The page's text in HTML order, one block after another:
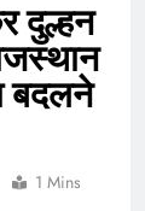
दुल्हन
बदलने
1 Mins